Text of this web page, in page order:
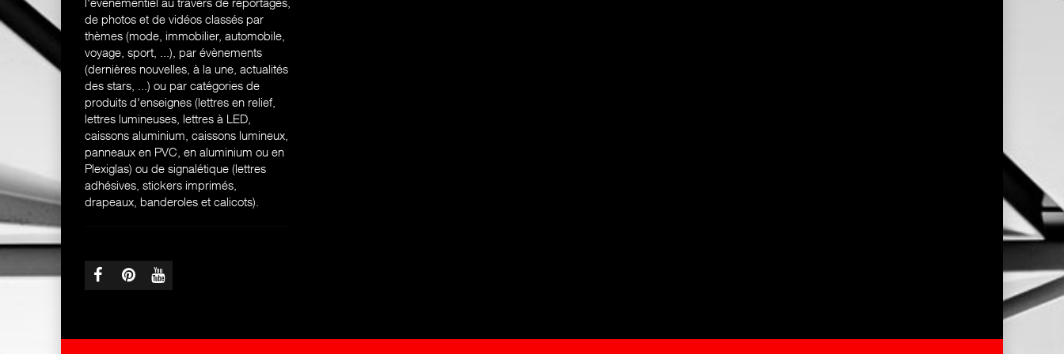
de photos et de vidéos classés par
thèmes (mode, immobilier, automobile,
voyage, sport, ...), par évènements
(dernières nouvelles, à la une, actualités
des stars, ...) ou par catégories de
produits d'enseignes (lettres en relief,
lettres lumineuses, lettres à LED,
caissons aluminium, caissons lumineux,
panneaux en PVC, en aluminium ou en
Plexiglas) ou de signalétique (lettres
adhésives, stickers imprimés,
drapeaux, banderoles et calicots).